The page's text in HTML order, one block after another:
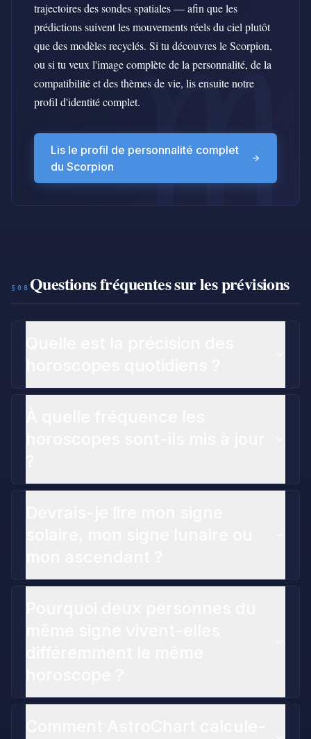
trajectoires des sondes spatiales — afin que les
prédictions suivent les mouvements réels du ciel plutôt
que des modèles recyclés. Si tu découvres le Scorpion,
ou si tu veux l'image complète de la personnalité, de la
compatibilité et des thèmes de vie, lis ensuite notre
profil d'identité complet.
Lis le profil de personnalité complet
du Scorpion
§08 Questions fréquentes sur les prévisions